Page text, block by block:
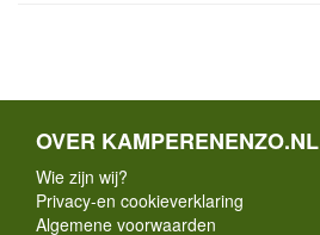
OVER KAMPERENENZO.NL
Wie zijn wij?
Privacy-en cookieverklaring
Algemene voorwaarden